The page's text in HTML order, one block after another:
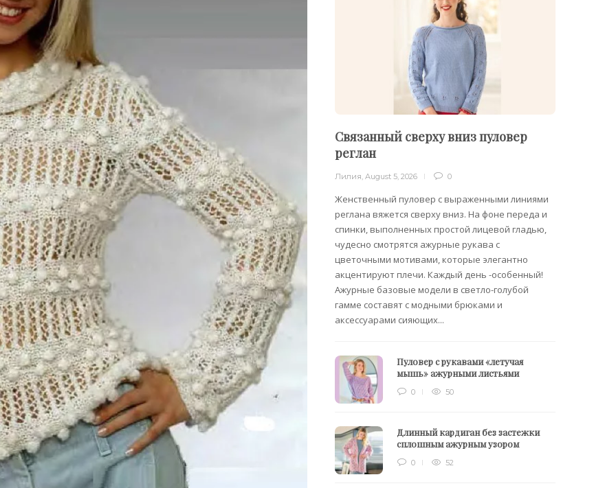
Связанный сверху вниз пуловер
реглан
Лилия ,August 5, 2026 0
Женственный пуловер с выраженными линиями
реглана вяжется сверху вниз. На фоне переда и
спинки, выполненных простой лицевой гладью,
чудесно смотрятся ажурные рукава с
цветочными мотивами, которые элегантно
акцентируют плечи. Каждый день -особенный!
Ажурные базовые модели в светло-голубой
гамме составят с модными брюками и
аксессуарами сияющих...
Пуловер с рукавами «летучая
мышь» ажурными листьями
0 50
Длинный кардиган без застежки
сплошным ажурным узором
0 52